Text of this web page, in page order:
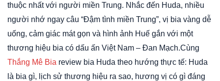
thuộc nhất với người miền Trung. Nhắc đến Huda, nhiều
người nhớ ngay câu “Đậm tình miền Trung”, vị bia vàng dễ
uống, cảm giác mát gọn và hình ảnh Huế gắn với một
thương hiệu bia có dấu ấn Việt Nam – Đan Mạch.Cùng
Thắng Mê Bia review bia Huda theo hướng thực tế: Huda
là bia gì, lịch sử thương hiệu ra sao, hương vị có gì đáng